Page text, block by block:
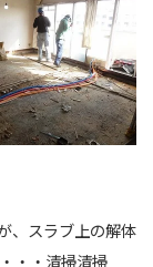
、スラブ上の解体
・・清掃清掃